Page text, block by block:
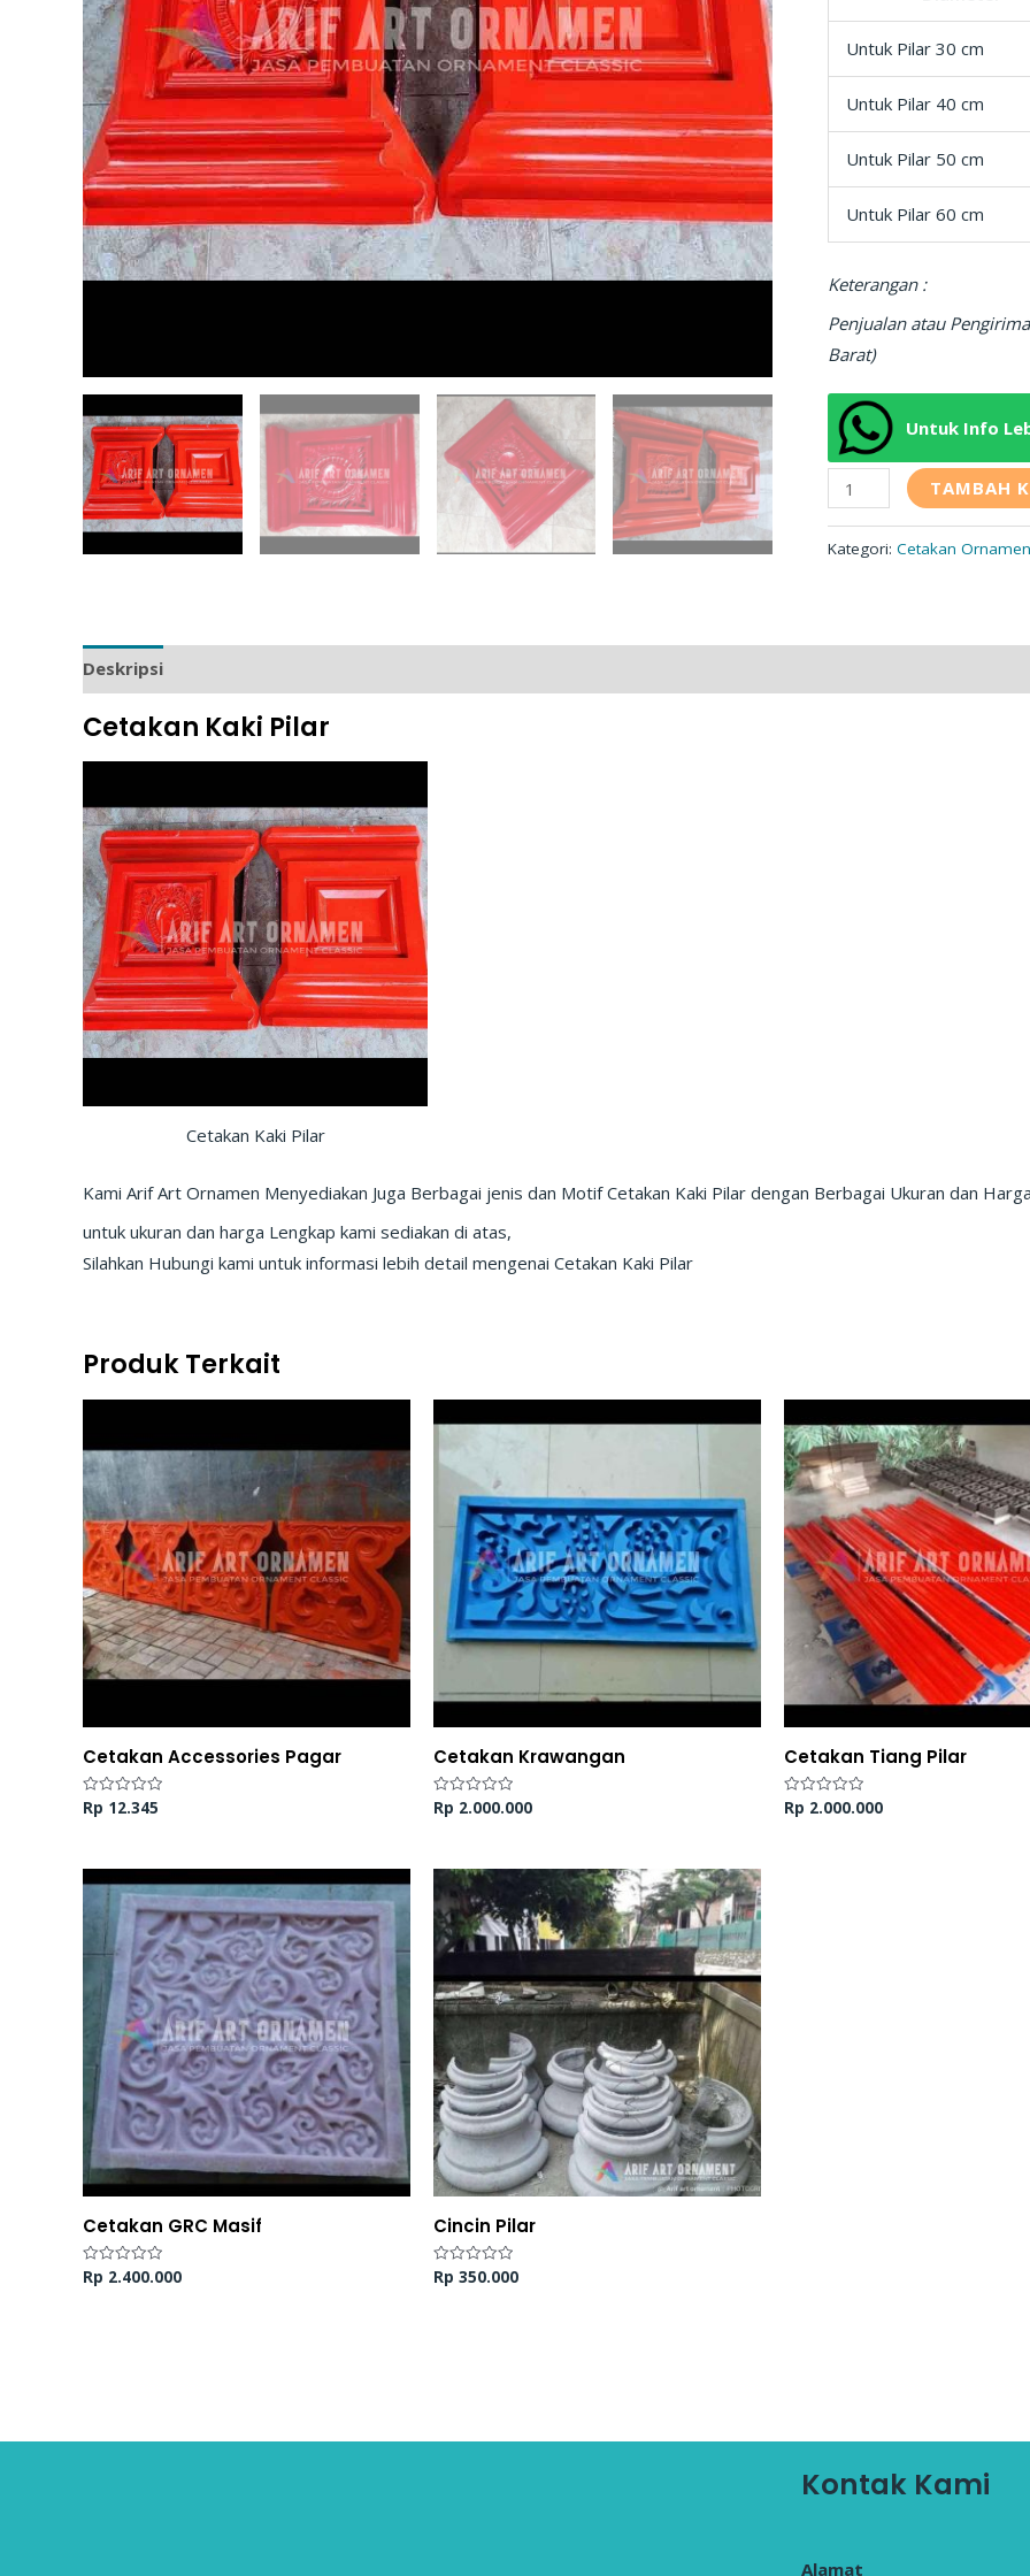
Untuk Pilar 30 cm
Untuk Pilar 40 cm
Untuk Pilar 50 cm
Untuk Pilar 60 cm
Keterangan :
Penjualan atau
Barat)
Untuk Info
TAMBAH
Kategori: Cetakan Ornamen
Deskripsi
Cetakan Kaki Pilar
Cetakan Kaki Pilar
Kami Arif Art Ornamen Menyediakan Juga Berbagai jenis dan Motif Cetakan Kaki Pilar dengan Berbagai Ukuran dan
untuk ukuran dan harga Lengkap kami sediakan di atas,
Silahkan Hubungi kami untuk informasi lebih detail mengenai Cetakan Kaki Pilar
Produk Terkait
Cetakan Accessories Pagar
Dinilai
0
Rp 12.345
Cetakan Krawangan
Dinilai
0
Rp 2.000.000
Cetakan Tiang Pilar
Dinilai
0
Rp 2.000.000
Cetakan GRC Masif
Dinilai
0
Rp 2.400.000
Cincin Pilar
Dinilai
0
Rp 350.000
Kontak Kami
Alamat